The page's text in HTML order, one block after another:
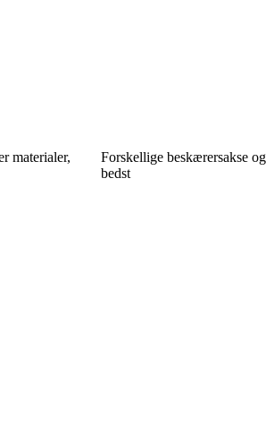
materialer,
Forskellige beskærersakse
bedst